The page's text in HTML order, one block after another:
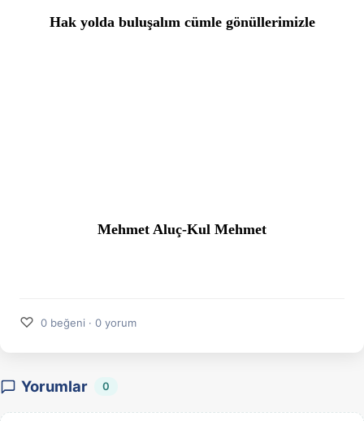
Hak yolda buluşalım cümle gönüllerimizle
Mehmet Aluç-Kul Mehmet
♡ 0 beğeni · 0 yorum
Yorumlar 0